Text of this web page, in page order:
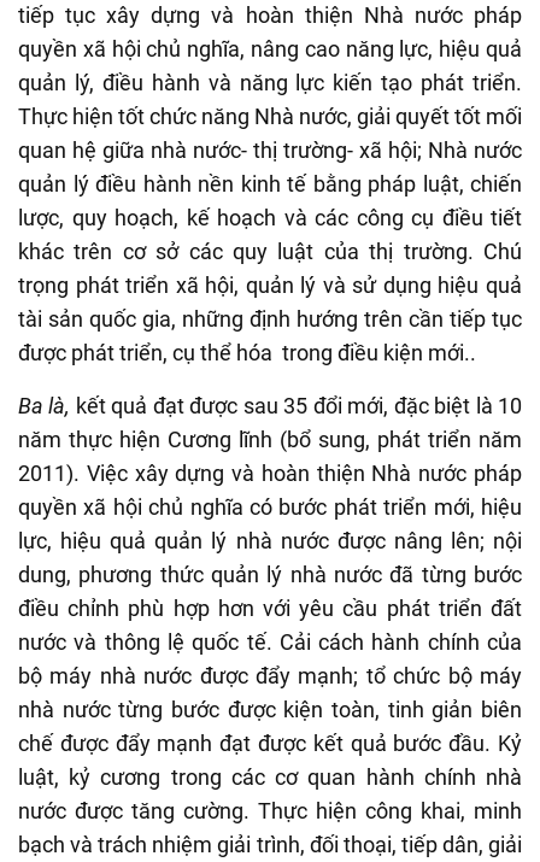
tiếp tục xây dựng và hoàn thiện Nhà nước pháp
quyền xã hội chủ nghĩa, nâng cao năng lực, hiệu quả
quản lý, điều hành và năng lực kiến tạo phát triển.
Thực hiện tốt chức năng Nhà nước, giải quyết tốt mối
quan hệ giữa nhà nước- thị trường- xã hội; Nhà nước
quản lý điều hành nền kinh tế bằng pháp luật, chiến
lược, quy hoạch, kế hoạch và các công cụ điều tiết
khác trên cơ sở các quy luật của thị trường. Chú
trọng phát triển xã hội, quản lý và sử dụng hiệu quả
tài sản quốc gia, những định hướng trên cần tiếp tục
được phát triển, cụ thể hóa trong điều kiện mới..
Ba là, kết quả đạt được sau 35 đổi mới, đặc biệt là 10
năm thực hiện Cương lĩnh (bổ sung, phát triển năm
2011). Việc xây dựng và hoàn thiện Nhà nước pháp
quyền xã hội chủ nghĩa có bước phát triển mới, hiệu
lực, hiệu quả quản lý nhà nước được nâng lên; nội
dung, phương thức quản lý nhà nước đã từng bước
điều chỉnh phù hợp hơn với yêu cầu phát triển đất
nước và thông lệ quốc tế. Cải cách hành chính của
bộ máy nhà nước được đẩy mạnh; tổ chức bộ máy
nhà nước từng bước được kiện toàn, tinh giản biên
chế được đẩy mạnh đạt được kết quả bước đầu. Kỷ
luật, kỷ cương trong các cơ quan hành chính nhà
nước được tăng cường. Thực hiện công khai, minh
bạch và trách nhiệm giải trình, đối thoại, tiếp dân, giải